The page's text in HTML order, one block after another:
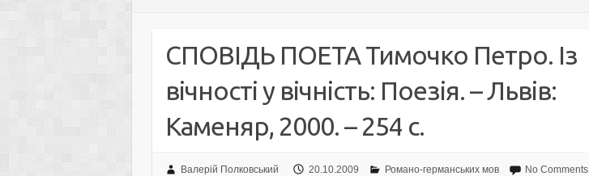
СПОВІДЬ ПОЕТА Тимочко Петро. Із
вічності у вічність: Поезія. – Львів:
Kаменяр, 2000. – 254 с.
Валерій Полковський 20.10.2009 Романо-германських мов No Comments